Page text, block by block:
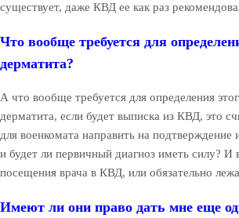
существует, даже КВД ее как раз
Что вообще требуется для
дерматита?
А что вообще требуется для определения
дерматита, если будет выписка из КВД, это
для военкомата направить на подтверждение
и будет ли первичный диагноз иметь силу? И
посещения врача в КВД, или обязательно
Имеют ли они право дать мне еще